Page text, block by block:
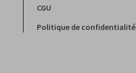
CGU
Politique de confidentialité